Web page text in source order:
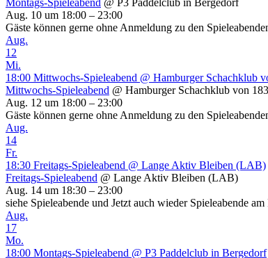
Montags-Spieleabend @ P3 Paddelclub in Bergedorf
Aug. 10 um 18:00 – 23:00
Gäste können gerne ohne Anmeldung zu den
Aug.
12
Mi.
18:00 Mittwochs-Spieleabend @ Hamburger Schachklub
Mittwochs-Spieleabend @ Hamburger Schachklub von
Aug. 12 um 18:00 – 23:00
Gäste können gerne ohne Anmeldung zu den
Aug.
14
Fr.
18:30 Freitags-Spieleabend @ Lange Aktiv Bleiben (LAB)
Freitags-Spieleabend @ Lange Aktiv Bleiben (LAB)
Aug. 14 um 18:30 – 23:00
siehe Spieleabende und Jetzt auch wieder Spieleabende am
Aug.
17
Mo.
18:00 Montags-Spieleabend @ P3 Paddelclub in Bergedorf